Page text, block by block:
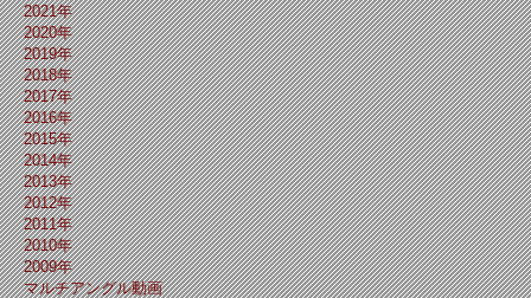
2021年
2020年
2019年
2018年
2017年
2016年
2015年
2014年
2013年
2012年
2011年
2010年
2009年
マルチアングル動画